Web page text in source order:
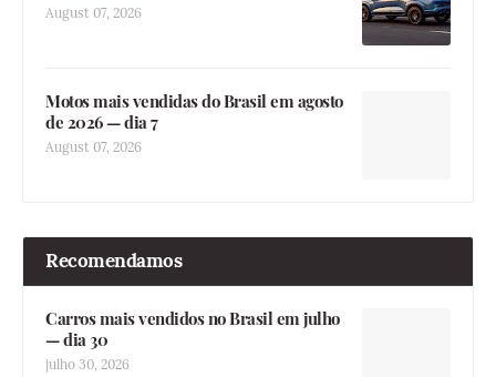
August 07, 2026
Motos mais vendidas do Brasil em agosto
de 2026 — dia 7
August 07, 2026
Recomendamos
Carros mais vendidos no Brasil em julho
— dia 30
julho 30, 2026